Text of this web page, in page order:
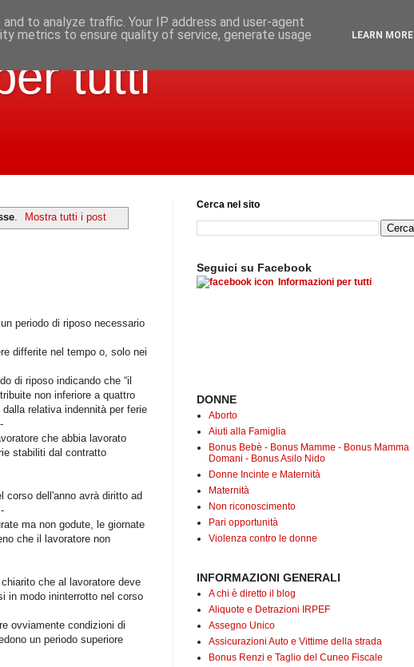
tutti
. Mostra tutti i post
periodo di riposo necessario
differite nel tempo o, solo nei
di riposo indicando che “il
non inferiore a quattro
relativa indennità per ferie
che abbia lavorato
stabiliti dal contratto
corso dell'anno avrà diritto ad
ma non godute, le giornate
che il lavoratore non
che al lavoratore deve
in modo ininterrotto nel corso
ovviamente condizioni di
un periodo superiore
Cerca nel sito
Seguici su Facebook
Informazioni per tutti
DONNE
Aborto
Aiuti alla Famiglia
Bonus Bebè - Bonus Mamme - Bonus Mamma
Domani - Bonus Asilo Nido
Donne Incinte e Maternità
Maternità
Non riconoscimento
Pari opportunità
Violenza contro le donne
INFORMAZIONI GENERALI
A chi è diretto il blog
Aliquote e Detrazioni IRPEF
Assegno Unico
Assicurazioni Auto e Vittime della strada
Bonus Renzi e Taglio del Cuneo Fiscale
to analyze traffic. Your IP address and user-agent
metrics to ensure quality of service, generate usage
LEARN MORE